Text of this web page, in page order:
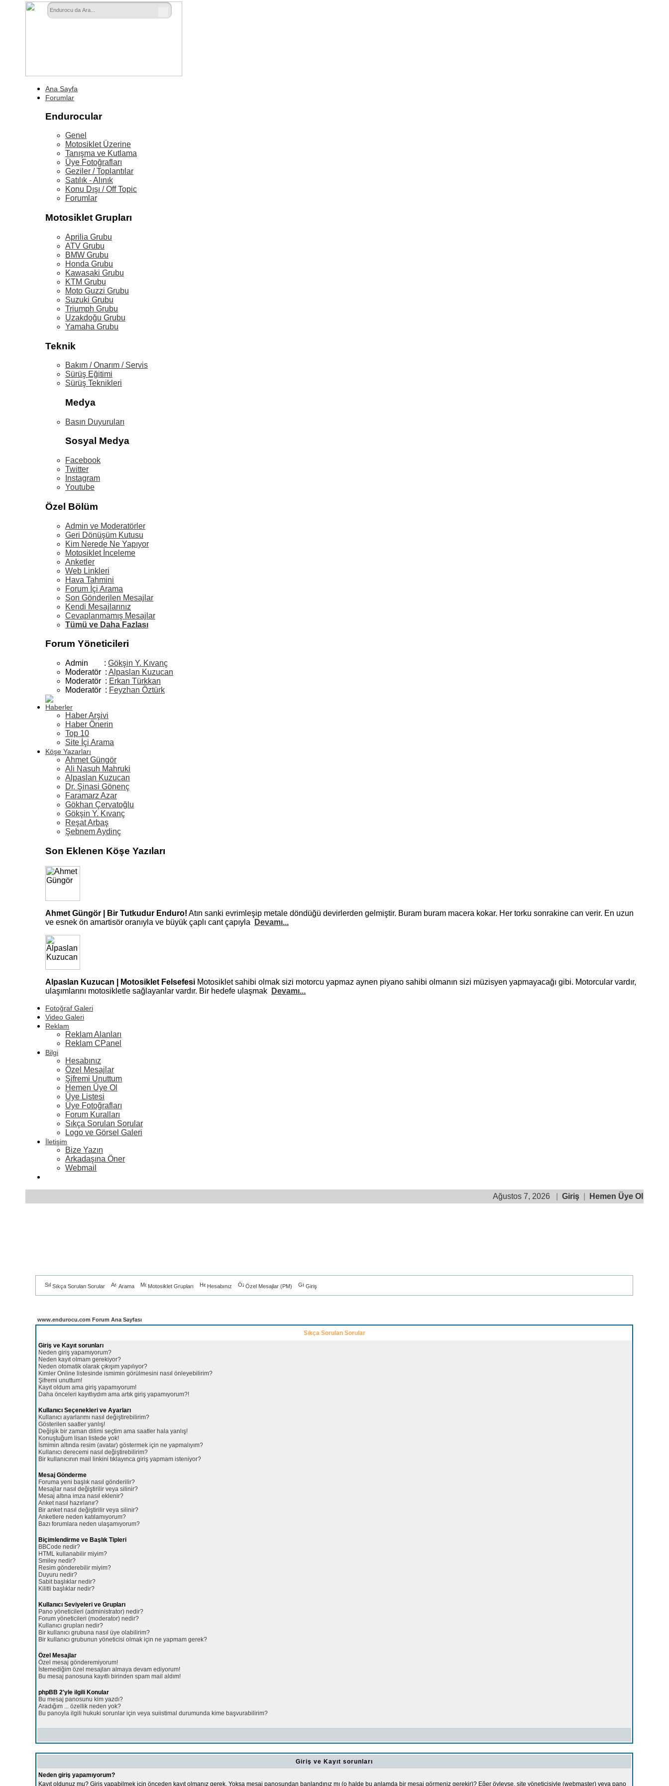
Ana Sayfa
Forumlar
Endurocular
Genel
Motosiklet Üzerine
Tanışma ve Kutlama
Üye Fotoğrafları
Geziler / Toplantılar
Satılık - Alınık
Konu Dışı / Off Topic
Forumlar
Motosiklet Grupları
Aprilia Grubu
ATV Grubu
BMW Grubu
Honda Grubu
Kawasaki Grubu
KTM Grubu
Moto Guzzi Grubu
Suzuki Grubu
Triumph Grubu
Uzakdoğu Grubu
Yamaha Grubu
Teknik
Bakım / Onarım / Servis
Sürüş Eğitimi
Sürüş Teknikleri
Medya
Basın Duyuruları
Sosyal Medya
Facebook
Twitter
Instagram
Youtube
Özel Bölüm
Admin ve Moderatörler
Geri Dönüşüm Kutusu
Kim Nerede Ne Yapıyor
Motosiklet İnceleme
Anketler
Web Linkleri
Hava Tahmini
Forum İçi Arama
Son Gönderilen Mesajlar
Kendi Mesajlarınız
Cevaplanmamış Mesajlar
Tümü ve Daha Fazlası
Forum Yöneticileri
Admin : Gökşin Y. Kıvanç
Moderatör : Alpaslan Kuzucan
Moderatör : Erkan Türkkan
Moderatör : Feyzhan Öztürk
Haberler
Haber Arşivi
Haber Önerin
Top 10
Site İçi Arama
Köşe Yazarları
Ahmet Güngör
Ali Nasuh Mahruki
Alpaslan Kuzucan
Dr. Şinasi Gönenç
Faramarz Azar
Gökhan Çervatoğlu
Gökşin Y. Kıvanç
Reşat Arbaş
Şebnem Aydinç
Son Eklenen Köşe Yazıları
Ahmet Güngör | Bir Tutkudur Enduro! Atın sanki evrimleşip metale döndüğü devirlerden gelmiştir. Buram buram macera kokar. Her torku sonrakine can verir. En uzun
ve esnek ön amartisör oranıyla ve büyük çaplı cant çapıyla
Devamı...
Alpaslan Kuzucan | Motosiklet Felsefesi Motosiklet sahibi olmak sizi motorcu yapmaz aynen piyano sahibi olmanın sizi müzisyen yapmayacağı gibi. Motorcular vardır,
ulaşımlarını motosikletle sağlayanlar vardır. Bir hedefe ulaşmak
Devamı...
Fotoğraf Galeri
Video Galeri
Reklam
Reklam Alanları
Reklam CPanel
Bilgi
Hesabınız
Özel Mesajlar
Şifremi Unuttum
Hemen Üye Ol
Üye Listesi
Üye Fotoğrafları
Forum Kuralları
Sıkça Sorulan Sorular
Logo ve Görsel Galeri
İletişim
Bize Yazın
Arkadaşına Öner
Webmail
Ağustos 7, 2026 Giriş Hemen Üye Ol
Sıkça Sorulan Sorular Arama Motosiklet Grupları Hesabınız Özel Mesajlar (PM) Giriş
www.endurocu.com Forum Ana Sayfası
Sıkça Sorulan Sorular
Giriş ve Kayıt sorunları
Neden giriş yapamıyorum?
Neden kayıt olmam gerekiyor?
Neden otomatik olarak çıkışım yapılıyor?
Kimler Online listesinde ismimin görülmesini nasıl önleyebilirim?
Şifremi unuttum!
Kayıt oldum ama giriş yapamıyorum!
Daha önceleri kayıtlıydım ama artık giriş yapamıyorum?!
Kullanıcı Seçenekleri ve Ayarları
Kullanıcı ayarlarımı nasıl değiştirebilirim?
Gösterilen saatler yanlış!
Değişik bir zaman dilimi seçtim ama saatler hala yanlış!
Konuştuğum lisan listede yok!
İsmimin altında resim (avatar) göstermek için ne yapmalıyım?
Kullanıcı derecemi nasıl değiştirebilirim?
Bir kullanıcının mail linkini tıklayınca giriş yapmam isteniyor?
Mesaj Gönderme
Foruma yeni başlık nasıl gönderilir?
Mesajlar nasıl değiştirilir veya silinir?
Mesaj altına imza nasıl eklenir?
Anket nasıl hazırlanır?
Bir anket nasıl değiştirilir veya silinir?
Anketlere neden katılamıyorum?
Bazı forumlara neden ulaşamıyorum?
Biçimlendirme ve Başlık Tipleri
BBCode nedir?
HTML kullanabilir miyim?
Smiley nedir?
Resim gönderebilir miyim?
Duyuru nedir?
Sabit başlıklar nedir?
Kilitli başlıklar nedir?
Kullanıcı Seviyeleri ve Grupları
Pano yöneticileri (administrator) nedir?
Forum yöneticileri (moderator) nedir?
Kullanıcı grupları nedir?
Bir kullanıcı grubuna nasıl üye olabilirim?
Bir kullanıcı grubunun yöneticisi olmak için ne yapmam gerek?
Özel Mesajlar
Özel mesaj gönderemiyorum!
İstemediğim özel mesajları almaya devam ediyorum!
Bu mesaj panosuna kayıtlı birinden spam mail aldım!
phpBB 2'yle ilgili Konular
Bu mesaj panosunu kim yazdı?
Aradığım ... özellik neden yok?
Bu panoyla ilgili hukuki sorunlar için veya suiistimal durumunda kime başvurabilirim?
Giriş ve Kayıt sorunları
Neden giriş yapamıyorum?
Kayıt oldunuz mu? Giriş yapabilmek için önceden kayıt olmanız gerek. Yoksa mesaj panosundan banlandınız mı (o halde bu anlamda bir mesaj görmeniz gerekir)? Eğer öyleyse, site yöneticisiyle (webmaster) veya pano